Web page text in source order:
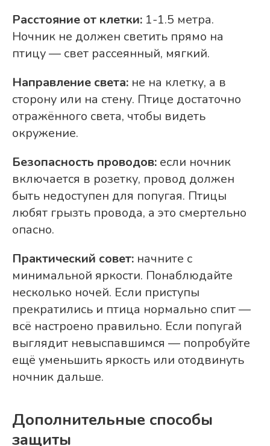
Расстояние от клетки: 1-1.5 метра.
Ночник не должен светить прямо на
птицу — свет рассеянный, мягкий.
Направление света: не на клетку, а в
сторону или на стену. Птице достаточно
отражённого света, чтобы видеть
окружение.
Безопасность проводов: если ночник
включается в розетку, провод должен
быть недоступен для попугая. Птицы
любят грызть провода, а это смертельно
опасно.
Практический совет: начните с
минимальной яркости. Понаблюдайте
несколько ночей. Если приступы
прекратились и птица нормально спит —
всё настроено правильно. Если попугай
выглядит невыспавшимся — попробуйте
ещё уменьшить яркость или отодвинуть
ночник дальше.
Дополнительные способы
защиты